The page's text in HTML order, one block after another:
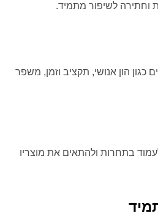
וחתירה לשיפור מתמיד.
כגון הון אנושי, תקציב וזמן, משפר
בתחרות ולהתאים את מוצריו